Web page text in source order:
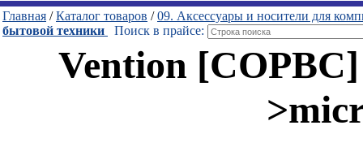
Главная /Каталог товаров /09. Аксессуары и носители для
бытовой техники
Поиск в прайсе:
Vention